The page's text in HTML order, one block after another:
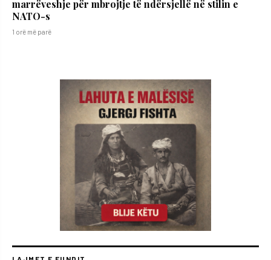
marrëveshje për mbrojtje të ndërsjellë në stilin e
NATO-s
1 orë më parë